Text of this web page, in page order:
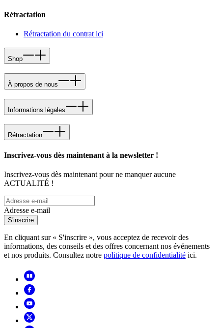
Rétractation
Rétractation du contrat ici
Shop
À propos de nous
Informations légales
Rétractation
Inscrivez-vous dès maintenant à la newsletter !
Inscrivez-vous dès maintenant pour ne manquer aucune
ACTUALITÉ !
Adresse e-mail
S'inscrire
En cliquant sur « S'inscrire », vous acceptez de recevoir des
informations, des conseils et des offres concernant nos événements
et nos produits. Consultez notre politique de confidentialité ici.